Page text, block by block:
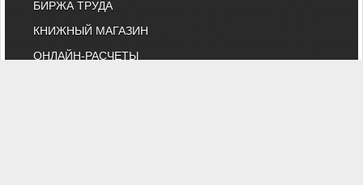
БИРЖА ТРУДА
КНИЖНЫЙ МАГАЗИН
ОНЛАЙН-РАСЧЕТЫ